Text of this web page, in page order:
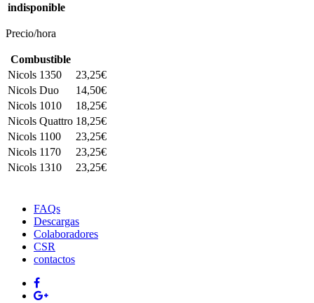
indisponible
Precio/hora
Combustible
Nicols 1350
23,25€
Nicols Duo
14,50€
Nicols 1010
18,25€
Nicols Quattro 18,25€
Nicols 1100
23,25€
Nicols 1170
23,25€
Nicols 1310
23,25€
FAQs
Descargas
Colaboradores
CSR
contactos